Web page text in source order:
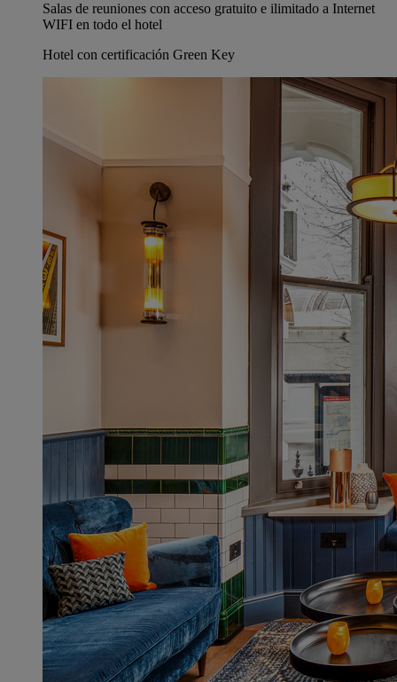
Salas de reuniones con acceso gratuito e ilimitado a Internet
WIFI en todo el hotel
Hotel con certificación Green Key